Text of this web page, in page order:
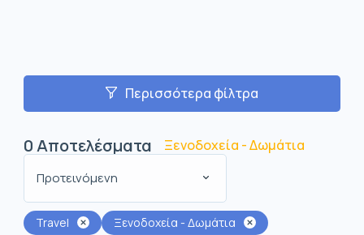
Περισσότερα φίλτρα
0Αποτελέσματα Ξενοδοχεία - Δωμάτια
Προτεινόμενη
Travel
Ξενοδοχεία - Δωμάτια